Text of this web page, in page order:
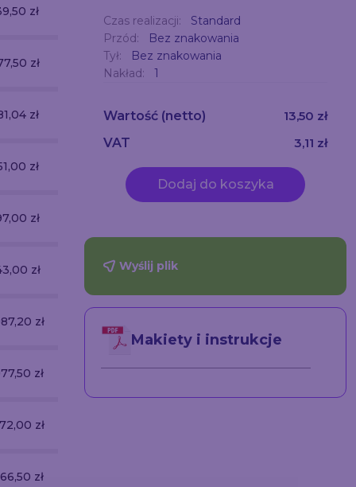
zł
zł 487,50 zł
zł 654,08 zł 927,12 zł
zł 567,00 zł 783,00 zł
zł
zł 1 281,00 zł
zł
zł 1 480,00 zł 1 882,50 zł
zł
zł
Czas realizacji:
Standard
Przód:
Bez znakowania
Tył:
Bez znakowania
Nakład:
1
Wartość (netto)
13,50 zł
VAT
3,11 zł
Dodaj do koszyka
Wyślij plik
Makiety i instrukcje